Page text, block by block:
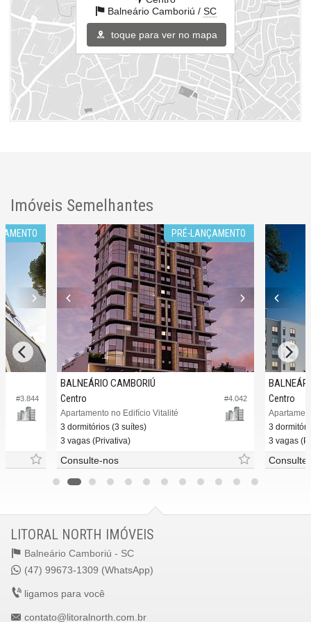
Rua 3158
Centro
Balneário Camboriú /SC
ver mapa abaixo
Balneário Camboriú / SC
toque para ver no mapa
Imóveis Semelhantes
#3.844
PRÉ-LANÇAMENTO
#4.042
BALNEÁRIO CAMBORIÚ
Centro
Apartamento no Edifício Vitalité
3 dormitórios (3 suítes)
3 vagas (Privativa)
Consulte-nos
Centro
3
3 vagas
LITORAL NORTH IMÓVEIS
Balneário Camboriú - SC
(47) 99673-1309 (WhatsApp)
ligamos para você
contato@litoralnorth.com.br